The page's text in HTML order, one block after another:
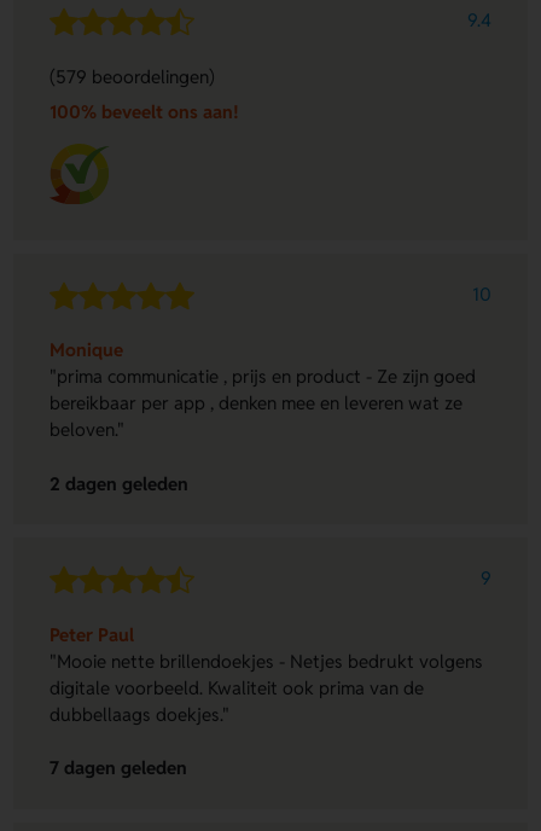
9.4
(579 beoordelingen)
100% beveelt ons aan!
10
Monique
"prima communicatie , prijs en product - Ze zijn goed
bereikbaar per app , denken mee en leveren wat ze
beloven."
2 dagen geleden
9
Peter Paul
"Mooie nette brillendoekjes - Netjes bedrukt volgens
digitale voorbeeld. Kwaliteit ook prima van de
dubbellaags doekjes."
7 dagen geleden